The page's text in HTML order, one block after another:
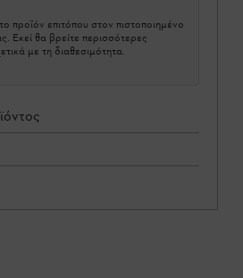
προϊόν επιτόπου στον πιστοποιημένο
Εκεί θα βρείτε περισσότερες
με τη διαθεσιμότητα.